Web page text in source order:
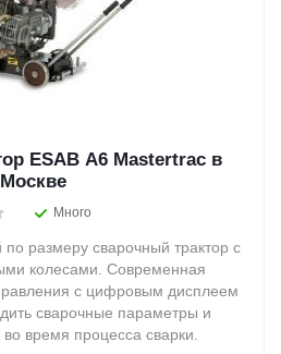
ESAB A6 Mastertrac в
Москве
Много
размеру сварочный трактор с
колесами. Современная
с цифровым дисплеем
сварочные параметры и
во время процесса сварки.